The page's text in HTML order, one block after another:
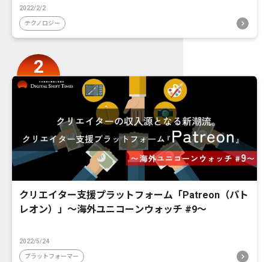
2022/2/2
テクノロジー
クリエイター支援プラットフォーム「Patreon（パト
レオン）」〜海外ユニコーンウォッチ #9〜
2022/5/24
プラットフォーマー